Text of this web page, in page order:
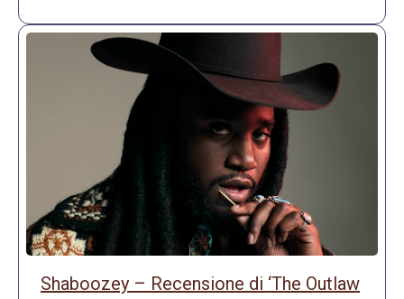
Shaboozey – Recensione di ‘The Outlaw